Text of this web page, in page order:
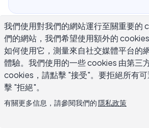
AI真的能从零开始写10页
是的,现代AI工具能根据提示生成10页
度上取决于你如何引导过程以及你对
的提示"写一篇关于气候变化的10页论
的内容。但这是否是一篇值得阅读的10
我們使用對我們的網站運行至關重要的
們的網站，我們希望使用額外的
如何使用它，測量來自社交媒體平台的
體驗。我們使用的一些 cookies 由第三
cookies，請點擊 "接受"。要拒絕所有
擊 "拒絕"。
有關更多信息，請參閱我們的隱私政策